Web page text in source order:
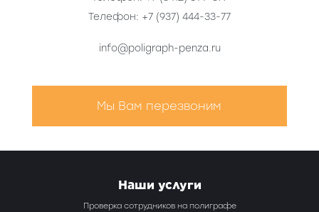
Телефон: +7 (937) 444-33-77
info@poligraph-penza.ru
Мы Вам перезвоним
Наши услуги
Проверка сотрудников на полиграфе